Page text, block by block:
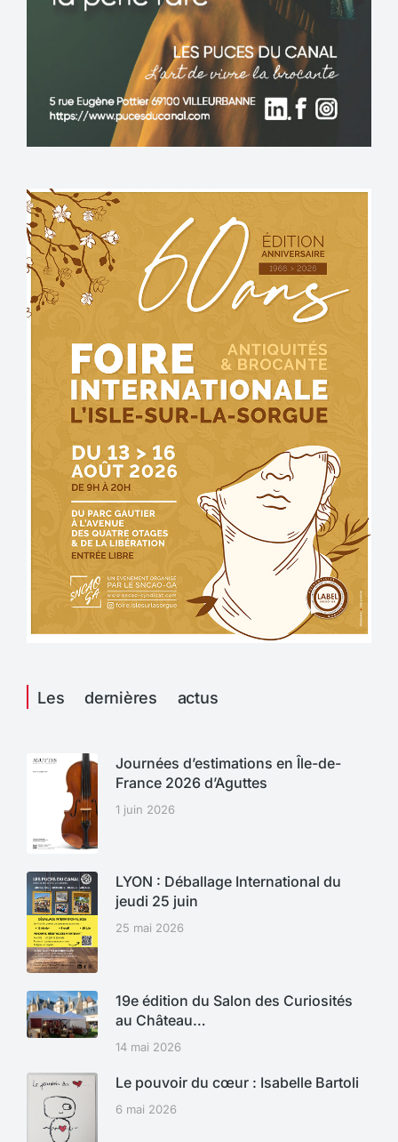
Les dernières actus
Journées d’estimations en Île-de-
France 2026 d’Aguttes
1 juin 2026
LYON : Déballage International du
jeudi 25 juin
25 mai 2026
19e édition du Salon des Curiosités
au Château…
14 mai 2026
Le pouvoir du cœur : Isabelle Bartoli
6 mai 2026